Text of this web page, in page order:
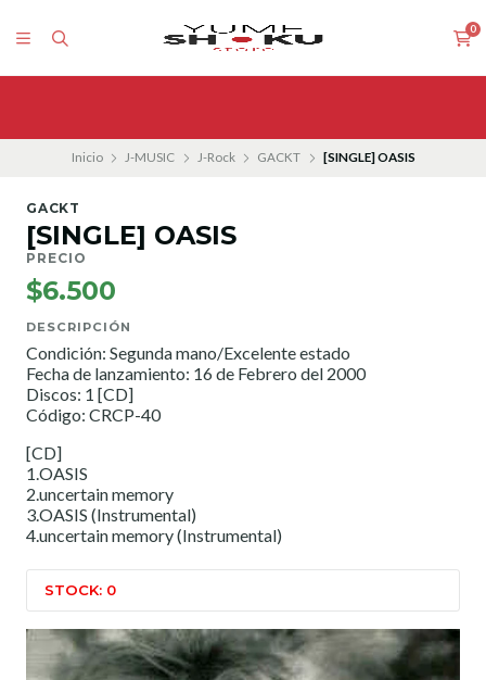
0
Inicio J-MUSIC J-Rock GACKT [SINGLE] OASIS
GACKT
[SINGLE] OASIS
PRECIO
$6.500
DESCRIPCIÓN
Condición: Segunda mano/Excelente estado
Fecha de lanzamiento: 16 de Febrero del 2000
Discos: 1 [CD]
Código: CRCP-40
[CD]
1.OASIS
2.uncertain memory
3.OASIS (Instrumental)
4.uncertain memory (Instrumental)
STOCK: 0